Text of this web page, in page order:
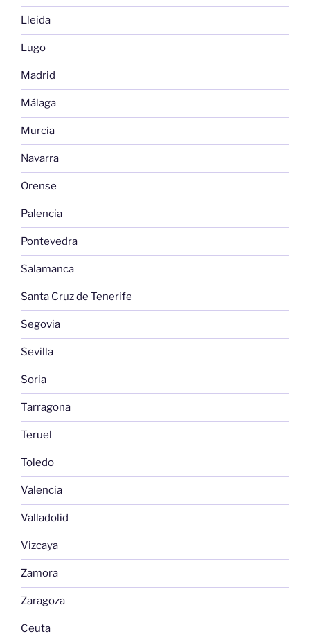
Lleida
Lugo
Madrid
Málaga
Murcia
Navarra
Orense
Palencia
Pontevedra
Salamanca
Santa Cruz de Tenerife
Segovia
Sevilla
Soria
Tarragona
Teruel
Toledo
Valencia
Valladolid
Vizcaya
Zamora
Zaragoza
Ceuta